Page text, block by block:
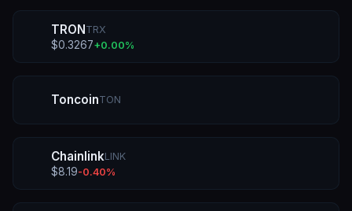
TRONTRX
$0.3267+0.00%
ToncoinTON
ChainlinkLINK
$8.19-0.40%